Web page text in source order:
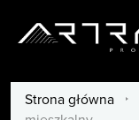
Strona główna /